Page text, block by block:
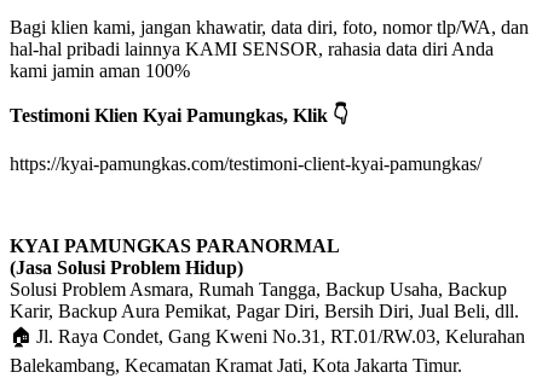
Bagi klien kami, jangan khawatir, data diri, foto, nomor tlp/WA, dan
hal-hal pribadi lainnya KAMI SENSOR, rahasia data diri Anda
kami jamin aman 100%
Testimoni Klien Kyai Pamungkas, Klik 👇
https://kyai-pamungkas.com/testimoni-client-kyai-pamungkas/
KYAI PAMUNGKAS PARANORMAL
(Jasa Solusi Problem Hidup)
Solusi Problem Asmara, Rumah Tangga, Backup Usaha, Backup
Karir, Backup Aura Pemikat, Pagar Diri, Bersih Diri, Jual Beli, dll.
🏠 Jl. Raya Condet, Gang Kweni No.31, RT.01/RW.03, Kelurahan
Balekambang, Kecamatan Kramat Jati, Kota Jakarta Timur.